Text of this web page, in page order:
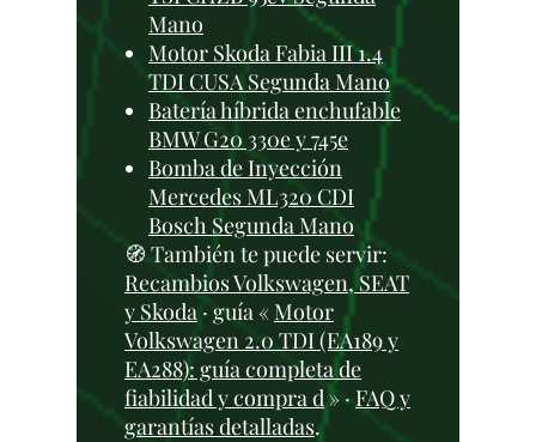
Mano
Motor Skoda Fabia III 1.4
TDI CUSA Segunda Mano
Batería híbrida enchufable
BMW G20 330e y 745e
Bomba de Inyección
Mercedes ML320 CDI
Bosch Segunda Mano
🧭 También te puede servir:
Recambios Volkswagen, SEAT
y Skoda · guía « Motor
Volkswagen 2.0 TDI (EA189 y
EA288): guía completa de
fiabilidad y compra d» · FAQ y
garantías detalladas.